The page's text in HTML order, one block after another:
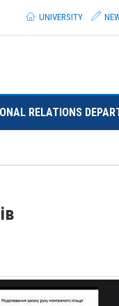
UNIVERSITY
RELATIONS